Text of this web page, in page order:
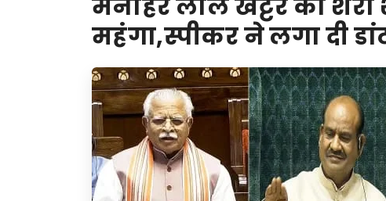
मनोहर लाल खट्टर को शेरो
महंगा,स्पीकर ने लगा दी